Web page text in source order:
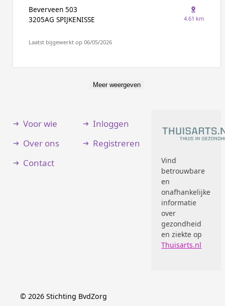
Beverveen 503
3205AG SPIJKENISSE
4.61 km
Laatst bijgewerkt op 06/05/2026
Meer weergeven
Voor wie
Over ons
Contact
Inloggen
Registreren
Vind
betrouwbare
en
onafhankelijke
informatie
over
gezondheid
en ziekte op
Thuisarts.nl
© 2026 Stichting BvdZorg